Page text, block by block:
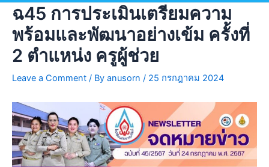
ฉ45 การประเมินเตรียมความ
พร้อมและพัฒนาอย่างเข้ม ครั้งที่
2 ตำแหน่ง ครูผู้ช่วย
Leave a Comment / By anusorn / 25 กรกฎาคม 2024